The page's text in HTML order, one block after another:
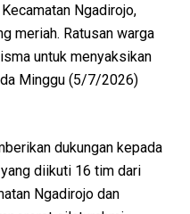
Ngadirojo,
meriah. Ratusan warga
untuk menyaksikan
Minggu (5/7/2026)
dukungan kepada
diikuti 16 tim dari
Ngadirojo dan